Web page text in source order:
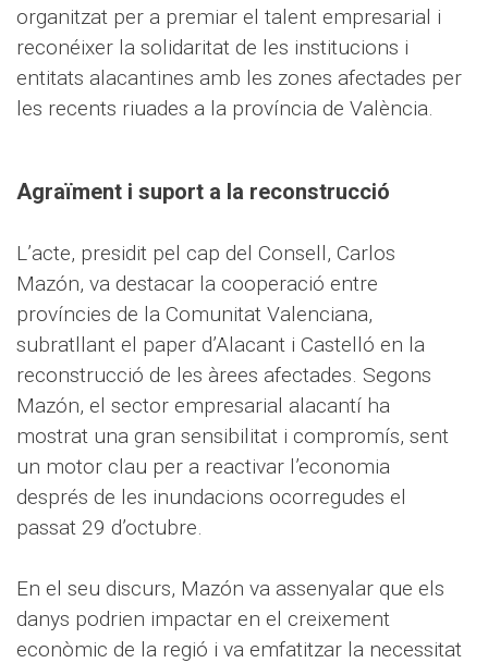
organitzat per a premiar el talent empresarial i
reconéixer la solidaritat de les institucions i
entitats alacantines amb les zones afectades per
les recents riuades a la província de València.
Agraïment i suport a la reconstrucció
L’acte, presidit pel cap del Consell, Carlos
Mazón, va destacar la cooperació entre
províncies de la Comunitat Valenciana,
subratllant el paper d’Alacant i Castelló en la
reconstrucció de les àrees afectades. Segons
Mazón, el sector empresarial alacantí ha
mostrat una gran sensibilitat i compromís, sent
un motor clau per a reactivar l’economia
després de les inundacions ocorregudes el
passat 29 d’octubre.
En el seu discurs, Mazón va assenyalar que els
danys podrien impactar en el creixement
econòmic de la regió i va emfatitzar la necessitat